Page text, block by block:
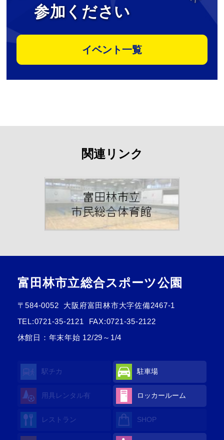
参加ください
イベント一覧
関連リンク
富田林市立総合スポーツ公園
〒584-0052
大阪府富田林市大字佐備2467-1
TEL:0721-35-2121
FAX:0721-35-2122
休館日：年末年始 12/29～1/4
駅チカ 駐車場
用具レンタル有 ロッカールーム
レストラン SHOP